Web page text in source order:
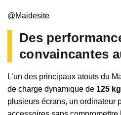
@Maidesite
Des
convaincantes
L’un des principaux atouts du
de charge dynamique de 125 kg
plusieurs écrans, un ordinateur